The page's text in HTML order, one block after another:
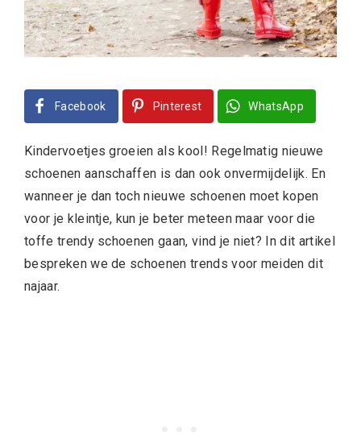
Facebook Pinterest WhatsApp
Kindervoetjes groeien als kool! Regelmatig nieuwe
schoenen aanschaffen is dan ook onvermijdelijk. En
wanneer je dan toch nieuwe schoenen moet kopen
voor je kleintje, kun je beter meteen maar voor die
toffe trendy schoenen gaan, vind je niet? In dit artikel
bespreken we de schoenen trends voor meiden dit
najaar.